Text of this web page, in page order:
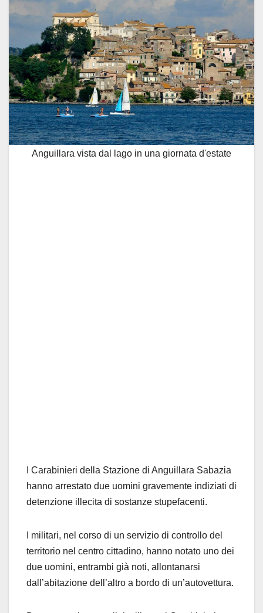
Anguillara vista dal lago in una giornata d'estate
I Carabinieri della Stazione di Anguillara Sabazia
hanno arrestato due uomini gravemente indiziati di
detenzione illecita di sostanze stupefacenti.
I militari, nel corso di un servizio di controllo del
territorio nel centro cittadino, hanno notato uno dei
due uomini, entrambi già noti, allontanarsi
dall’abitazione dell’altro a bordo di un’autovettura.